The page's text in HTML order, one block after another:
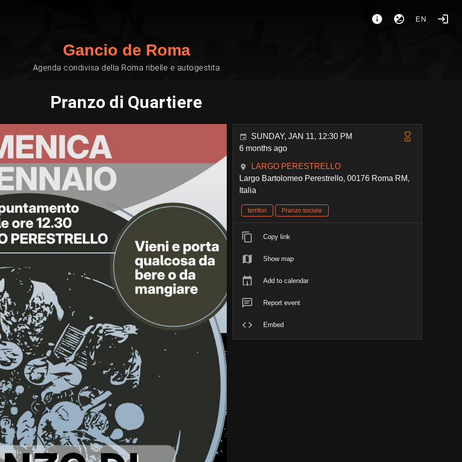
EN
Gancio de Roma
Agenda condivisa della Roma ribelle e autogestita
Pranzo di Quartiere
SUNDAY, JAN 11, 12:30 PM
6 months ago
LARGO PERESTRELLO
Largo Bartolomeo Perestrello, 00176 Roma RM,
Italia
territori Pranzo sociale
Copy link
Show map
Add to calendar
Report event
Embed